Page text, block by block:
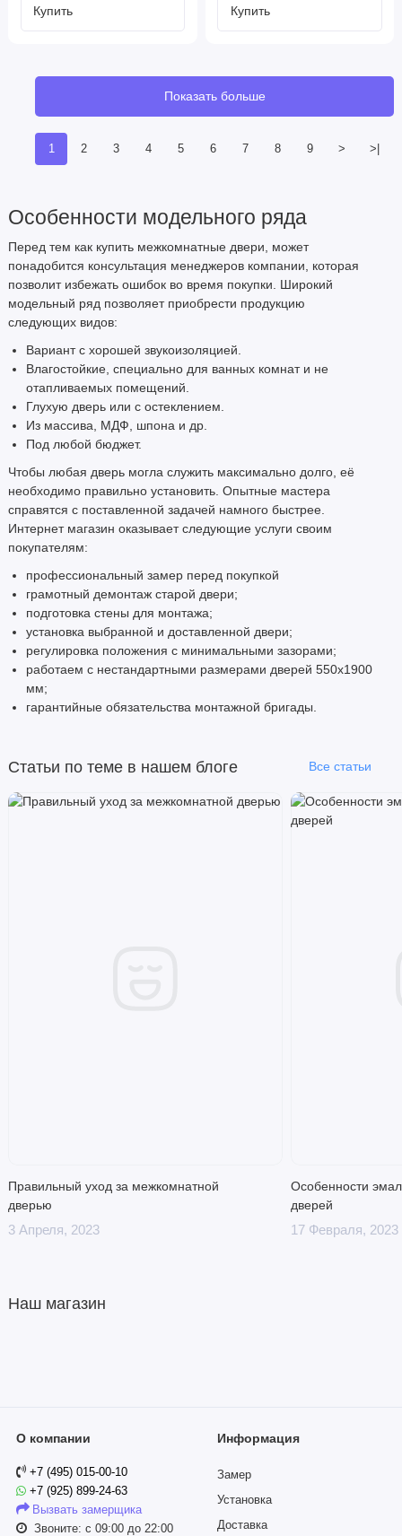
1 2 3 4 5 6 7 8 9 > >|
Показать больше
Особенности модельного ряда
Перед тем как купить межкомнатные двери, может
понадобится консультация менеджеров компании, которая
позволит избежать ошибок во время покупки. Широкий
модельный ряд позволяет приобрести продукцию
следующих видов:
Вариант с хорошей звукоизоляцией.
Влагостойкие, специально для ванных комнат и не
отапливаемых помещений.
Глухую дверь или с остеклением.
Из массива, МДФ, шпона и др.
Под любой бюджет.
Чтобы любая дверь могла служить максимально долго, её
необходимо правильно установить. Опытные мастера
справятся с поставленной задачей намного быстрее.
Интернет магазин оказывает следующие услуги своим
покупателям:
профессиональный замер перед покупкой
грамотный демонтаж старой двери;
подготовка стены для монтажа;
установка выбранной и доставленной двери;
регулировка положения с минимальными зазорами;
работаем с нестандартными размерами дверей 550х1900
мм;
гарантийные обязательства монтажной бригады.
Статьи по теме в нашем блоге Все статьи
Правильный уход за межкомнатной
дверью
3 Апреля, 2023
Особенности
дверей
17 Февраля, 2023
Наш магазин
О компании
+7 (495) 015-00-10
+7 (925) 899-24-63
Вызвать замерщика
Звоните: с 09:00 до 22:00
Информация
Замер
Установка
Доставка